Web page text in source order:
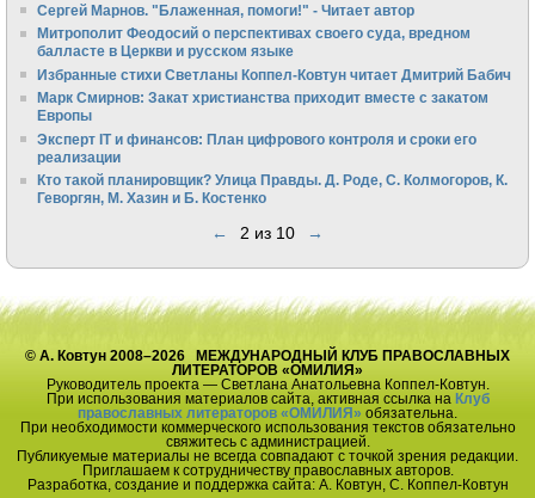
Сергей Марнов. "Блаженная, помоги!" - Читает автор
Митрополит Феодосий о перспективах своего суда, вредном
балласте в Церкви и русском языке
Избранные стихи Светланы Коппел-Ковтун читает Дмитрий Бабич
Марк Смирнов: Закат христианства приходит вместе с закатом
Европы
Эксперт IT и финансов: План цифрового контроля и сроки его
реализации
Кто такой планировщик? Улица Правды. Д. Роде, С. Колмогоров, К.
Геворгян, М. Хазин и Б. Костенко
← 2 из 10 →
© А. Ковтун 2008–2026 МЕЖДУНАРОДНЫЙ КЛУБ ПРАВОСЛАВНЫХ
ЛИТЕРАТОРОВ «ОМИЛИЯ»
Руководитель проекта — Светлана Анатольевна Коппел-Ковтун.
При использования материалов сайта, активная ссылка на Клуб
православных литераторов «ОМИЛИЯ» обязательна.
При необходимости коммерческого использования текстов обязательно
свяжитесь с администрацией.
Публикуемые материалы не всегда совпадают с точкой зрения редакции.
Приглашаем к сотрудничеству православных авторов.
Разработка, создание и поддержка сайта: А. Ковтун, С. Коппел-Ковтун